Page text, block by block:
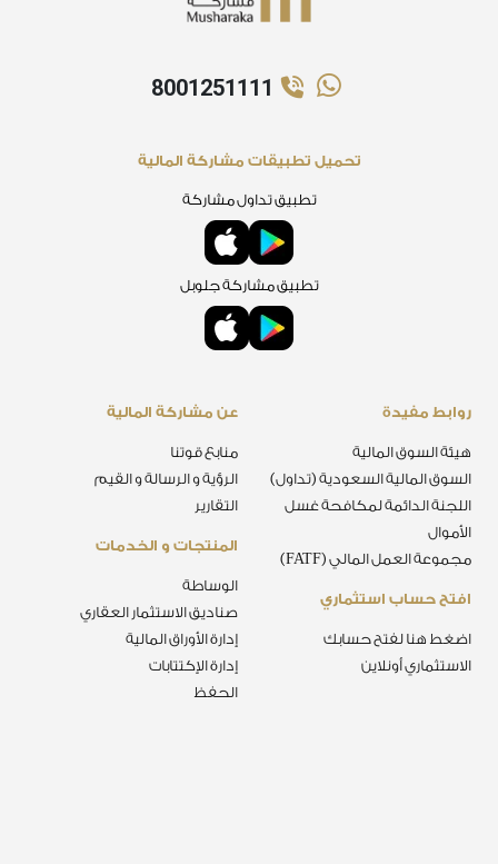
8001251111
المنتجات و الخدمات
الوساطة
صناديق الاستثمار العقاري
إدارة الأوراق المالية
إدارة الإكتتابات
الحفظ
عن مشاركة المالية
منابع قوتنا
الرؤية و الرسالة و القيم
التقارير
افتح حساب استثماري
اضغط هنا لفتح حسابك
الاستثماري أونلاين
روابط مفيدة
هيئة السوق المالية
السوق المالية السعودية (تداول)
اللجنة الدائمة لمكافحة غسل
الأموال
مجموعة العمل المالي (FATF)
تحميل تطبيقات مشاركة المالية
تطبيق تداول مشاركة
تطبيق مشاركة جلوبل